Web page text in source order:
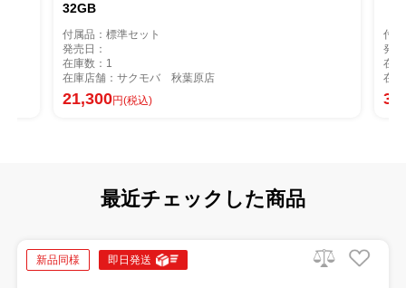
サクモバ 秋葉原店
在庫店舗：サクモバ 秋
最近チェックした商品
新品同様 即日発送